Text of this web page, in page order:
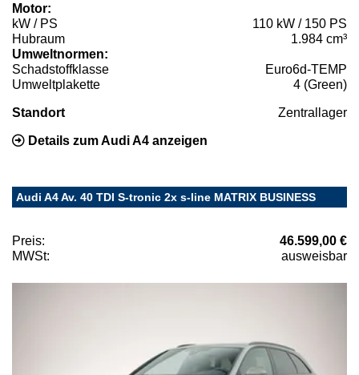
Motor:
kW / PS
110 kW / 150 PS
Hubraum
1.984 cm³
Umweltnormen:
Schadstoffklasse
Euro6d-TEMP
Umweltplakette
4 (Green)
Standort Zentrallager
Details zum Audi A4 anzeigen
Audi A4 Av. 40 TDI S-tronic 2x s-line MATRIX BUSINESS
Preis:
46.599,00 €
MWSt:
ausweisbar